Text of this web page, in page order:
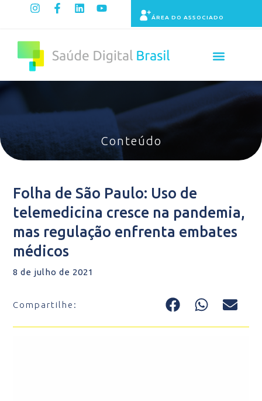
ÁREA DO ASSOCIADO
Conteúdo
Folha de São Paulo: Uso de
telemedicina cresce na pandemia,
mas regulação enfrenta embates
médicos
8 de julho de 2021
Compartilhe: